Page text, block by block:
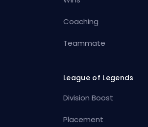
Coaching
Teammate
League of Legends
Division Boost
Placement